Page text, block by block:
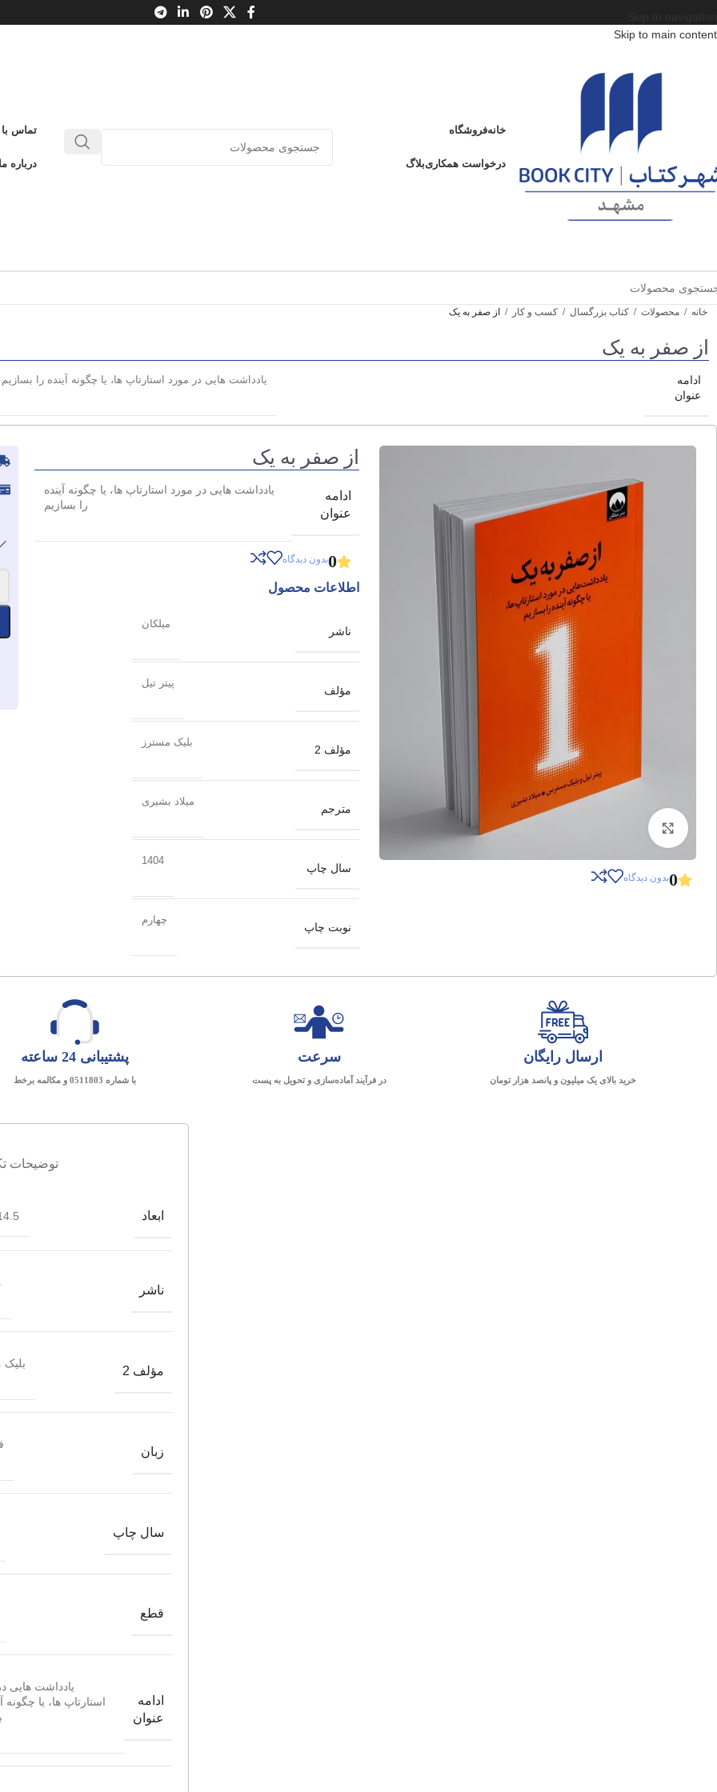
Skip to main content
خانهفروشگاه
درخواست همکاریبلاگ
تماس با
درباره ما
خانه / محصولات / کتاب بزرگسال / کسب و کار / از صفر به یک
از صفر به یک
ادامه
عنوان
یادداشت هایی در مورد استارتاپ ها، یا چگونه آینده را بسازیم
0بدون دیدگاه
از صفر به یک
ادامه
عنوان
یادداشت هایی در مورد استارتاپ ها، یا چگونه آینده
را بسازیم
0بدون دیدگاه
اطلاعات محصول
ناشر
میلکان
مؤلف
پیتر تیل
مؤلف 2
بلیک مسترز
مترجم
میلاد بشیری
سال چاپ
1404
نوبت چاپ
چهارم
ارسال رایگان
خرید بالای یک میلیون و پانصد هزار تومان
سرعت
در فرآیند آماده‌سازی و تحویل به پست
پشتیبانی 24 ساعته
با شماره 0511803 و مکالمه برخط
توضیحات
ابعاد
ناشر
مؤلف 2
بلیک
زبان
سال چاپ
قطع
ادامه
عنوان
یادداشت هایی
استارتاپ ها، یا چگونه